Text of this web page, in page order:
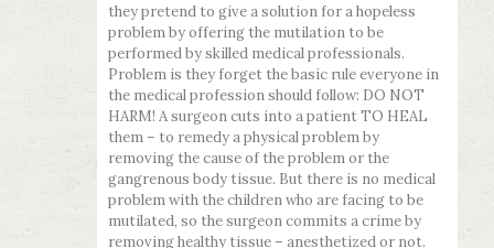
they pretend to give a solution for a hopeless
problem by offering the mutilation to be
performed by skilled medical professionals.
Problem is they forget the basic rule everyone in
the medical profession should follow: DO NOT
HARM! A surgeon cuts into a patient TO HEAL
them – to remedy a physical problem by
removing the cause of the problem or the
gangrenous body tissue. But there is no medical
problem with the children who are facing to be
mutilated, so the surgeon commits a crime by
removing healthy tissue – anesthetized or not.